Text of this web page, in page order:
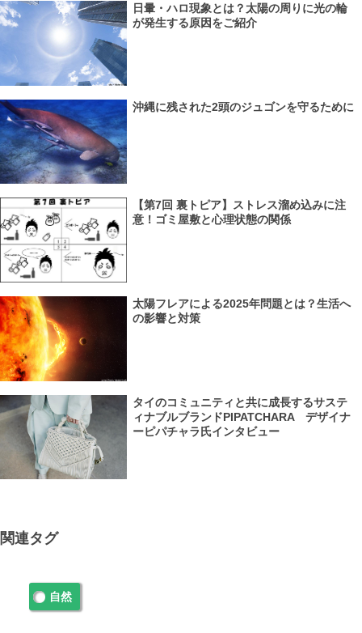
日暈・ハロ現象とは？太陽の周りに光の輪
が発生する原因をご紹介
沖縄に残された2頭のジュゴンを守るために
【第7回 裏トピア】ストレス溜め込みに注
意！ゴミ屋敷と心理状態の関係
太陽フレアによる2025年問題とは？生活へ
の影響と対策
タイのコミュニティと共に成長するサステ
ィナブルブランドPIPATCHARA デザイナ
ーピパチャラ氏インタビュー
関連タグ
自然